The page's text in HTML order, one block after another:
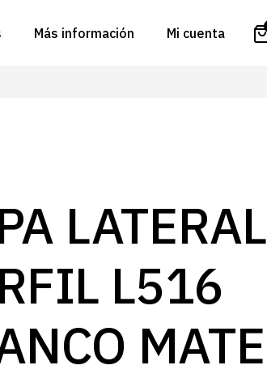
Más información
FAQs
Proyectos
Zona de inspiración
Blog
Mi cuenta
contraseña
LATERAL
L516
MATE